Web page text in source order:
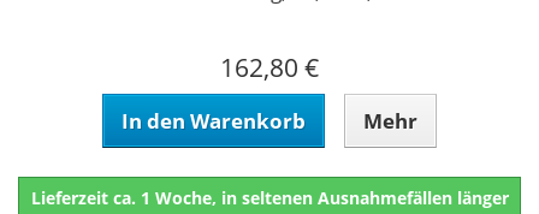
162,80 €
In den Warenkorb Mehr
Lieferzeit ca. 1 Woche, in seltenen Ausnahmefällen länger